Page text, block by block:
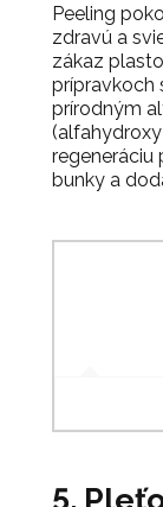
Peeling
zdravú a
zákaz
prípravkoch
prírodným
regeneráciu
bunky a
5.